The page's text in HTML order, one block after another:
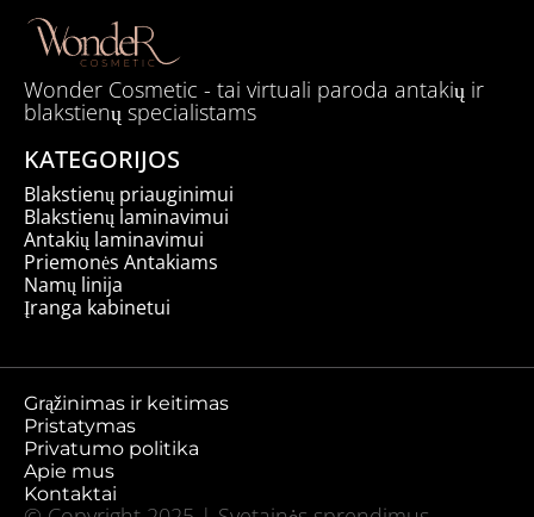
Wonder Cosmetic - tai virtuali paroda antakių ir
blakstienų specialistams
KATEGORIJOS
Blakstienų priauginimui
Blakstienų laminavimui
Antakių laminavimui
Priemonės Antakiams
Namų linija
Įranga kabinetui
Grąžinimas ir keitimas
Pristatymas
Privatumo politika
Apie mus
Kontaktai